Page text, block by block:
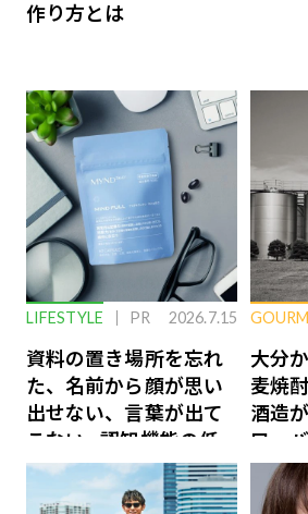
作り方とは
LIFESTYLE PR 2026.7.15
資料の置き場所を忘れ
た、名前から顔が思い
出せない、言葉が出て
こない…認知機能の低
下を救う、脳のインナ
ーケアとは
大分
麦焼
酒造
ロー